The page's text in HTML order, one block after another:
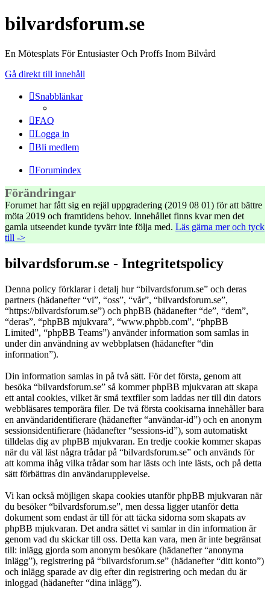
bilvardsforum.se
En Mötesplats För Entusiaster Och Proffs Inom Bilvård
Gå direkt till innehåll
Snabblänkar
FAQ
Logga in
Bli medlem
Forumindex
Förändringar
Forumet har fått sig en rejäl uppgradering (2019 08 01) för att bättre
möta 2019 och framtidens behov. Innehållet finns kvar men det
gamla utseendet kunde tyvärr inte följa med. Läs gärna mer och tyck
till ->
bilvardsforum.se - Integritetspolicy
Denna policy förklarar i detalj hur “bilvardsforum.se” och deras
partners (hädanefter “vi”, “oss”, “vår”, “bilvardsforum.se”,
“https://bilvardsforum.se”) och phpBB (hädanefter “de”, “dem”,
“deras”, “phpBB mjukvara”, “www.phpbb.com”, “phpBB
Limited”, “phpBB Teams”) använder information som samlas in
under din användning av webbplatsen (hädanefter “din
information”).
Din information samlas in på två sätt. För det första, genom att
besöka “bilvardsforum.se” så kommer phpBB mjukvaran att skapa
ett antal cookies, vilket är små textfiler som laddas ner till din dators
webbläsares temporära filer. De två första cookisarna innehåller bara
en användaridentifierare (hädanefter “användar-id”) och en anonym
sessionsidentifierare (hädanefter “sessions-id”), som automatiskt
tilldelas dig av phpBB mjukvaran. En tredje cookie kommer skapas
när du väl läst några trådar på “bilvardsforum.se” och används för
att komma ihåg vilka trådar som har lästs och inte lästs, och på detta
sätt förbättras din användarupplevelse.
Vi kan också möjligen skapa cookies utanför phpBB mjukvaran när
du besöker “bilvardsforum.se”, men dessa ligger utanför detta
dokument som endast är till för att täcka sidorna som skapats av
phpBB mjukvaran. Det andra sättet vi samlar in din information är
genom vad du skickar till oss. Detta kan vara, men är inte begränsat
till: inlägg gjorda som anonym besökare (hädanefter “anonyma
inlägg”), registrering på “bilvardsforum.se” (hädanefter “ditt konto”)
och inlägg sparade av dig efter din registrering och medan du är
inloggad (hädanefter “dina inlägg”).